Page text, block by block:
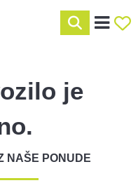
je
NAŠE PONUDE